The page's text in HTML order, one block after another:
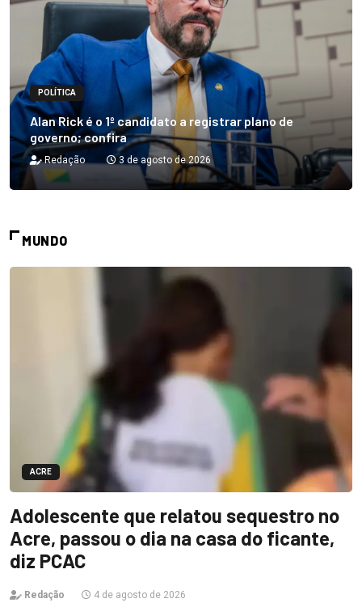
POLÍTICA
Alan Rick é o 1º candidato a registrar plano de
governo; confira
Redação 3 de agosto de 2026
MUNDO
ACRE
Adolescente que relatou sequestro no
Acre, passou o dia na casa do ficante,
diz PCAC
Redação 4 de agosto de 2026